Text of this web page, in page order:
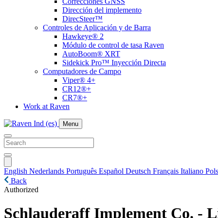
Dirección del implemento
DirecSteer™
Controles de Aplicación y de Barra
Hawkeye® 2
Módulo de control de tasa Raven
AutoBoom® XRT
Sidekick Pro™ Inyección Directa
Computadores de Campo
Viper® 4+
CR12®+
CR7®+
Work at Raven
Menu
English Nederlands Português Español Deutsch Français Italiano
Back
Authorized
Schlauderaff Implement Co. -